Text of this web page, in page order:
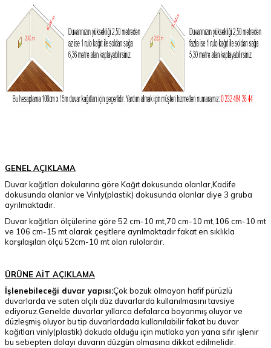
GENEL AÇIKLAMA
Duvar kağıtları dokularına göre Kağıt dokusunda olanlar,Kadife
dokusunda olanlar ve Vinly(plastik) dokusunda olanlar diye 3 gruba
ayrılmaktadır.
Duvar kağıtları ölçülerine göre 52 cm-10 mt,70 cm-10 mt,106 cm-10 mt
ve 106 cm-15 mt olarak çeşitlere ayrılmaktadır fakat en sıklıkla
karşılaşılan ölçü 52cm-10 mt olan rulolardır.
ÜRÜNE AİT AÇIKLAMA
İşlenebileceği duvar yapısı:Çok bozuk olmayan hafif pürüzlü
duvarlarda ve saten alçılı düz duvarlarda kullanılmasını tavsiye
ediyoruz.Genelde duvarlar yıllarca defalarca boyanmış oluyor ve
düzleşmiş oluyor bu tip duvarlardada kullanılabilir fakat bu duvar
kağıtları vinly(plastik) dokuda olduğu için mutlaka yan yana sıfır işlenir
bu sebepten dolayı duvarın düzgün olmasına dikkat edilmelidir.